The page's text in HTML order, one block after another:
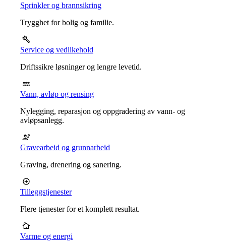
Sprinkler og brannsikring
Trygghet for bolig og familie.
Service og vedlikehold
Driftssikre løsninger og lengre levetid.
Vann, avløp og rensing
Nylegging, reparasjon og oppgradering av vann- og
avløpsanlegg.
Gravearbeid og grunnarbeid
Graving, drenering og sanering.
Tilleggstjenester
Flere tjenester for et komplett resultat.
Varme og energi